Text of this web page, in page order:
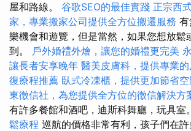
屋和路線。 谷歌SEO的最佳實踐 正宗西
家，專業搬家公司提供全方位搬遷服務
樂機會和遊覽，但是當然，如​​果您想放鬆
到。 戶外婚禮外燴，讓您的婚禮更完美
讓長者安享晚年 醫美皮膚科，提供專業
復療程推薦 臥式冷凍櫃，提供更加節省
東徵信社，為您提供全方位的徵信解決方
有許多餐館和酒吧，迪斯科舞廳，玩具室
鬆療程 巡航的價格非常有利，孩子們在